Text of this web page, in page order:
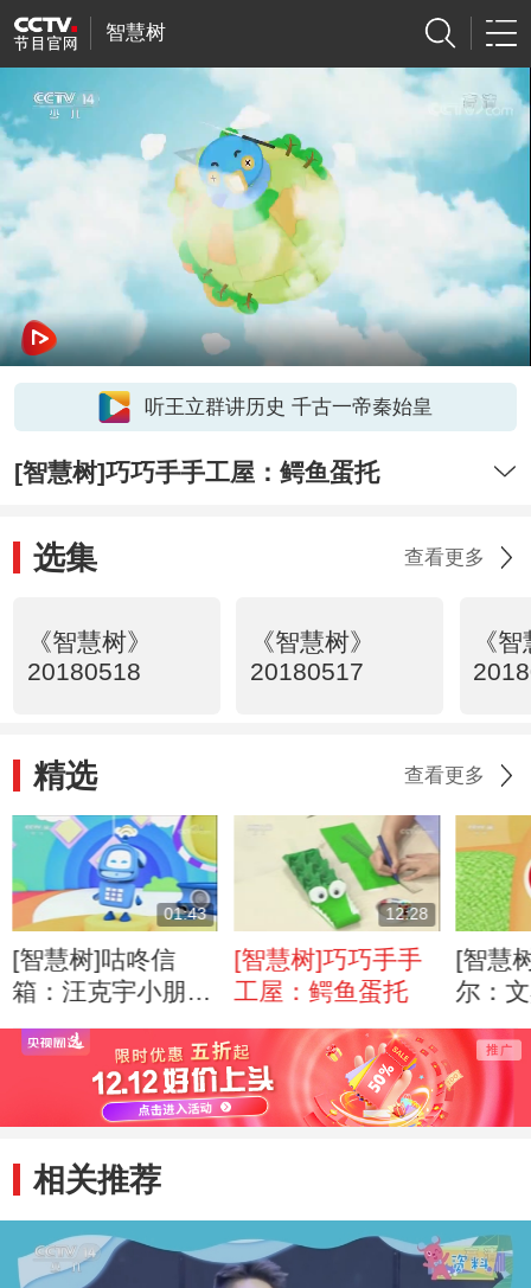
智慧树
听王立群讲历史 千古一帝秦始皇
[智慧树]巧巧手手工屋：鳄鱼蛋托
选集 查看更多
《智慧树》
20180518
《智慧树》
20180517
《
精选 查看更多
01:43
[智慧树]咕咚信
箱：汪克宇小朋友
的来信
12:28
[智慧树]巧巧手手
工屋：鳄鱼蛋托
[智慧
尔：
笔
相关推荐